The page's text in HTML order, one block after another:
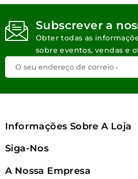
Subscrever a
Obter todas as
sobre eventos, vendas e
Informações Sobre A Loja
Siga-Nos
A Nossa Empresa